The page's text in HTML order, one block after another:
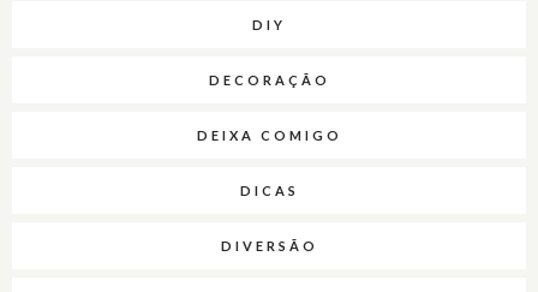
DIY
DECORAÇÃO
DEIXA COMIGO
DICAS
DIVERSÃO